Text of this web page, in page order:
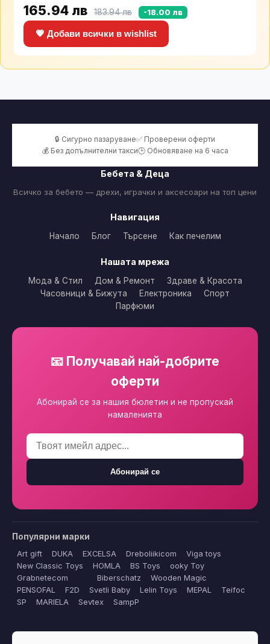
165.94 лв 183.94 лв -18.00 лв
💗 Добави всички в wishlist
🔒 Сигурно пазаруване✅ Проверени оферти
💰 Без допълнителни такси🕒 Обновяване на 6 часа
Бебета & Деца
Всичко за бебето — дрехи, играчки и аксесоари на топ цени
Навигация
Начало Блог Търсене Как печелим
Нашата мрежа
Мода & Стил Дом & Ремонт
Здраве & Красота
Часовници & Бижута
Електроника
Спорт
Парфюми
📧 Получавай най-добрите
оферти
Абонирай се за нашия бюлетин и не пропускай
намаленията
Абонирай се
Популярни марки
Art gift DUKA EXCELSA Dreboliikicom
Viga toys
New Classic Toys
HOMLA BS Toys
ooky Toy
Grabnetecom
Biberschatz
Wooden Magic
PENSOFAL
F2D Svetli Baby Lelin Toys MEPAL
Teifoc
SP
MARIELA Sevtex SampP